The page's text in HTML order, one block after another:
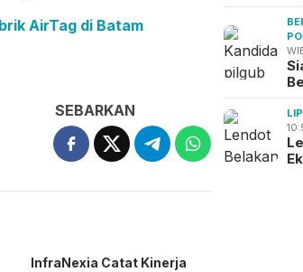
AirTag di Batam
SEBARKAN
InfraNexia Catat Kinerja